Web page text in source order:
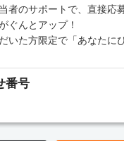
者のサポートで、直接応
ぐんとアップ！
いた方限定で「あなたに
番号